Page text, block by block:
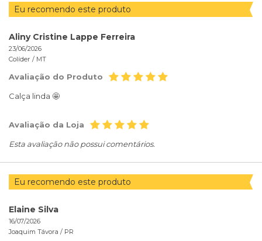
Eu recomendo este produto
Aliny Cristine Lappe Ferreira
23/06/2026
Colíder / MT
Avaliação do Produto
Calça linda 🤩
Avaliação da Loja
Esta avaliação não possui comentários.
Eu recomendo este produto
Elaine Silva
16/07/2026
Joaquim Távora / PR